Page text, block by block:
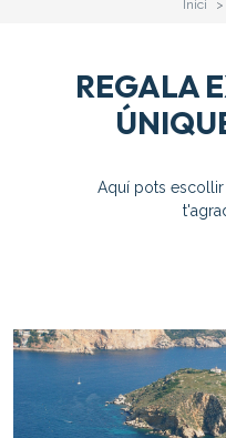
Inici
REGALA
Aquí pots escollir